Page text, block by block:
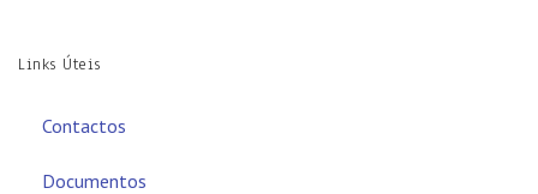
Links Úteis
Contactos
Documentos